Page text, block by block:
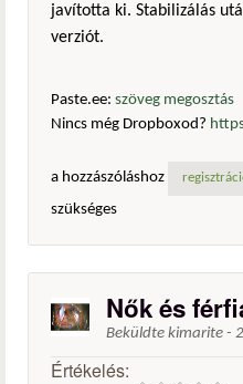
javította ki. Stabilizálás
verziót.
Paste.ee: szöveg megosztás
Nincs még Dropboxod?
a hozzászóláshoz
szükséges
Nők és
Beküldte kimarite -
Értékelés: